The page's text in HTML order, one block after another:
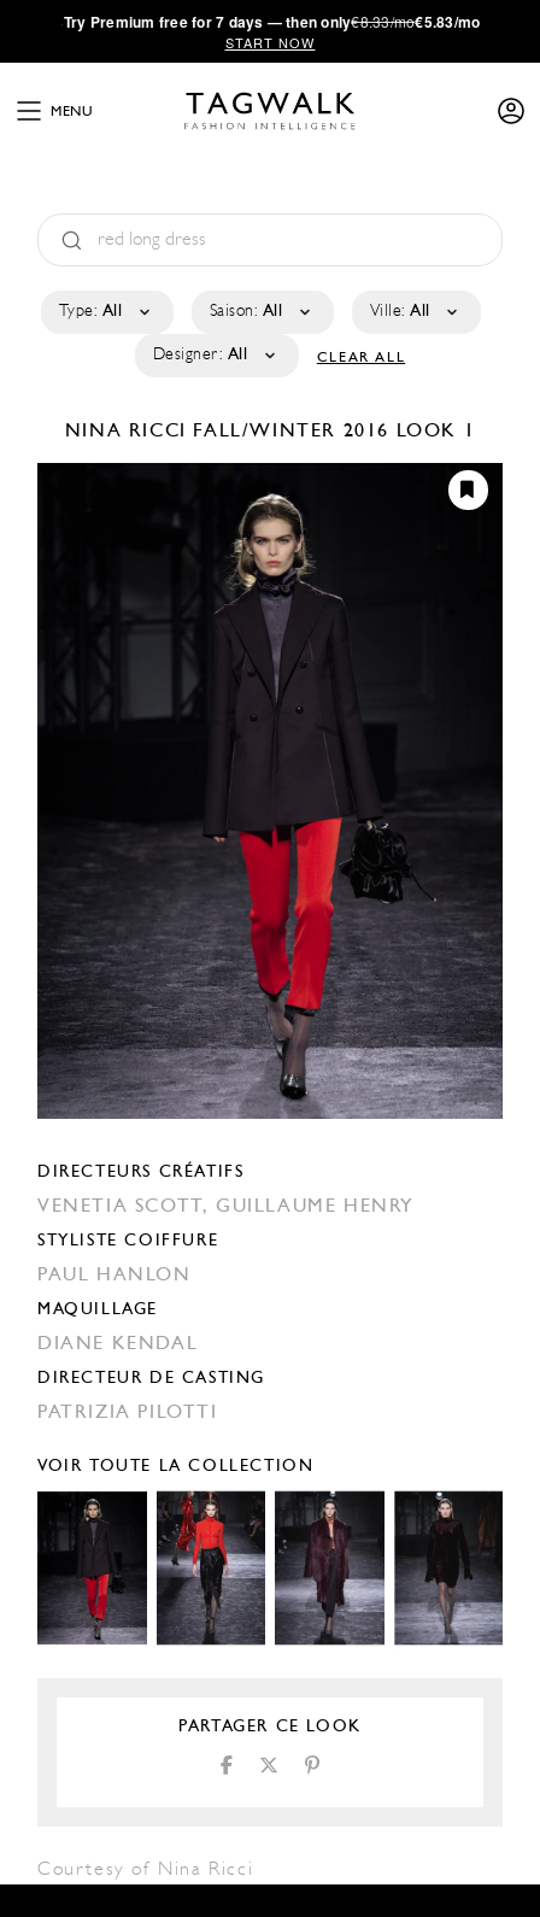
·Try Premium free for 7 days — then only€8.33/mo€5.83/mo
START NOW
MENU
Type: All Saison: All Ville: All
Designer: All CLEAR ALL
NINA RICCI FALL/WINTER 2016 LOOK 1
DIRECTEURS CRÉATIFS
VENETIA SCOTT, GUILLAUME HENRY
STYLISTE COIFFURE
PAUL HANLON
MAQUILLAGE
DIANE KENDAL
DIRECTEUR DE CASTING
PATRIZIA PILOTTI
VOIR TOUTE LA COLLECTION
PARTAGER CE LOOK
Courtesy of Nina Ricci